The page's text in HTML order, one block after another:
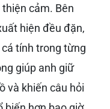
cảm. Bên
hiện đều đặn,
tính trong từng
giúp anh giữ
và khiến câu hỏi